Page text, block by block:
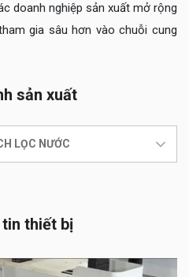
doanh nghiệp sản xuất mở rộng
gia sâu hơn vào chuỗi cung
sản xuất
LỌC NƯỚC
thiết bị